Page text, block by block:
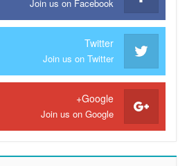
Join us on Facebook
Twitter
Join us on Twitter
Google+
Join us on Google